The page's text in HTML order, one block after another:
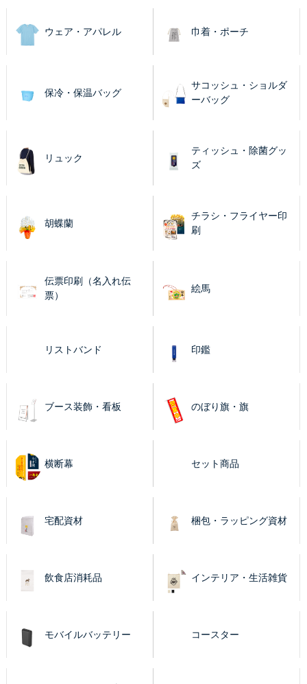
ウェア・アパレル 巾着・ポーチ
保冷・保温バッグ
サコッシュ・ショルダ
ーバッグ
リュック
ティッシュ・除菌グッ
ズ
胡蝶蘭
チラシ・フライヤー印
刷
伝票印刷（名入れ伝
票）
絵馬
リストバンド 印鑑
ブース装飾・看板 のぼり旗・旗
横断幕 セット商品
宅配資材 梱包・ラッピング資材
飲食店消耗品 インテリア・生活雑貨
モバイルバッテリー コースター